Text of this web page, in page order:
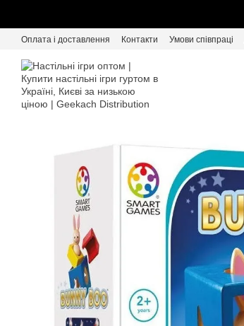
Оплата і доставлення Контакти Умови співпраці